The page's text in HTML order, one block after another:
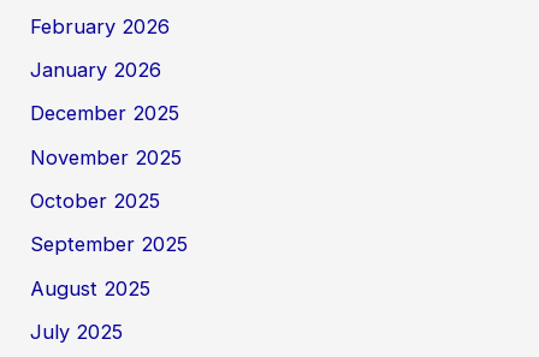
February 2026
January 2026
December 2025
November 2025
October 2025
September 2025
August 2025
July 2025